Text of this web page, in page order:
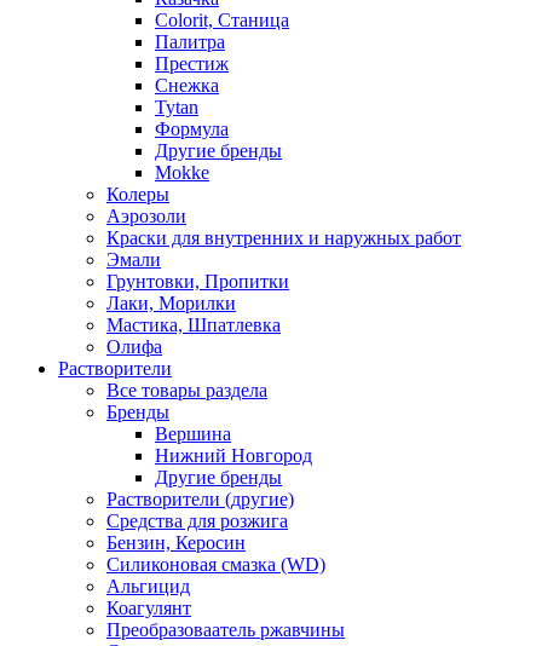
Colorit, Станица
Палитра
Престиж
Снежка
Tytan
Формула
Другие бренды
Mokke
Колеры
Аэрозоли
Краски для внутренних и наружных работ
Эмали
Грунтовки, Пропитки
Лаки, Морилки
Мастика, Шпатлевка
Олифа
Растворители
Все товары раздела
Бренды
Вершина
Нижний Новгород
Другие бренды
Растворители (другие)
Средства для розжига
Бензин, Керосин
Силиконовая смазка (WD)
Альгицид
Коагулянт
Преобразоваатель ржавчины